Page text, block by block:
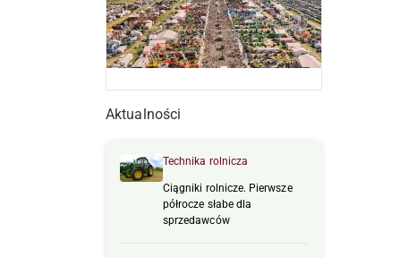
Aktualności
Technika rolnicza
Ciągniki rolnicze. Pierwsze
półrocze słabe dla
sprzedawców